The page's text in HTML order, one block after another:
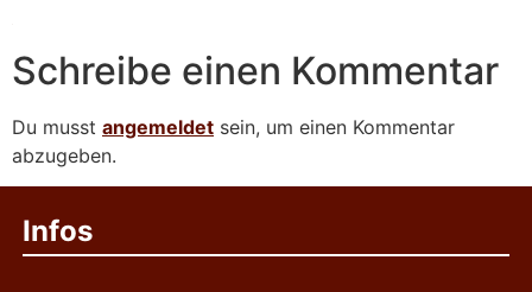
Schreibe einen Kommentar
Du musst angemeldet sein, um einen Kommentar
abzugeben.
Infos